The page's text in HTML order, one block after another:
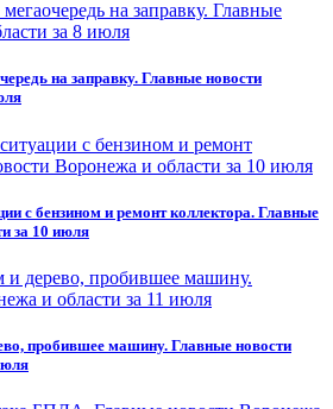
на заправку. Главные новости
с бензином и ремонт коллектора. Главные
за 10 июля
пробившее машину. Главные новости